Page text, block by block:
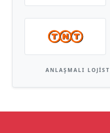
ANLAŞMALI